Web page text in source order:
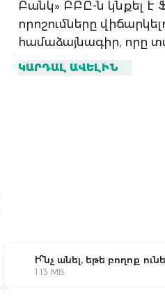
Բանկ» ԲԲԸ-ն կնքել
որոշումները
համաձայնագիր, որը
պահանջների վրա,
գերազանցում
ԿԱՐԴԱԼ ԱՎԵԼԻՆ
Ի՞նչ անել, եթե բողոք
1.13 MB